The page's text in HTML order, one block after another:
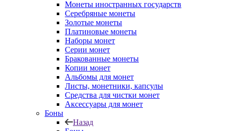
Монеты иностранных государств
Серебряные монеты
Золотые монеты
Платиновые монеты
Наборы монет
Серии монет
Бракованные монеты
Копии монет
Альбомы для монет
Листы, монетники, капсулы
Средства для чистки монет
Аксессуары для монет
Боны
Назад